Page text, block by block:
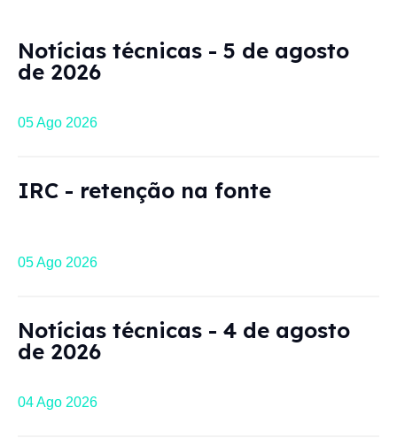
Notícias técnicas - 5 de agosto
de 2026
05 Ago 2026
IRC - retenção na fonte
05 Ago 2026
Notícias técnicas - 4 de agosto
de 2026
04 Ago 2026